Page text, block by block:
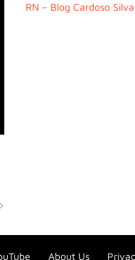
RN – Blog Cardoso Silva
About Us